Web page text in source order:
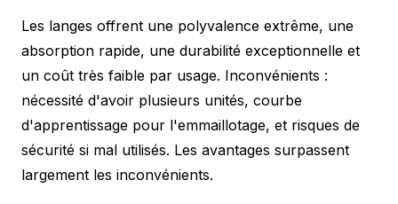
Les langes offrent une polyvalence extrême, une
absorption rapide, une durabilité exceptionnelle et
un coût très faible par usage. Inconvénients :
nécessité d'avoir plusieurs unités, courbe
d'apprentissage pour l'emmaillotage, et risques de
sécurité si mal utilisés. Les avantages surpassent
largement les inconvénients.